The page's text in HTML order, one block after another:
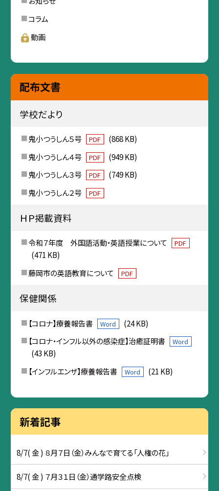
コラム
動画
配布文書
学校だより
鬼小つうしん５号 PDF
(868 KB)
鬼小つうしん４号
PDF
(949 KB)
鬼小つうしん３号
PDF
(749 KB)
鬼小つうしん２号
PDF
ＨＰ掲載資料
令和７年度 外国語活動・英語授業について PDF
(471 KB)
藤岡市の英語教育について
PDF
保健関係
【コロナ】療養報告書 Word
(24 KB)
【コロナ・インフル以外の感染症】治癒証明書
Word
(43 KB)
【インフルエンザ】療養報告書
Word (21 KB)
新着記事
8/7( 金 ) ８月７日（金）みんなで育てる「人権の花」
8/7( 金 ) ７月３１日（金）通学路安全点検